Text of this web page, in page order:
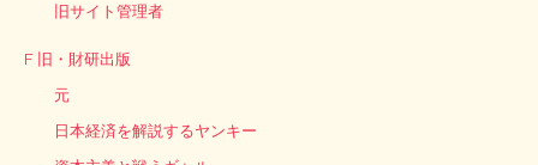
旧サイト管理者
F 旧・財研出版
元
日本経済を解説するヤンキー